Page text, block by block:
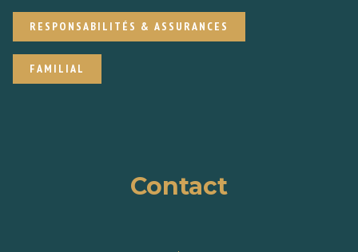
RESPONSABILITÉS & ASSURANCES
FAMILIAL
Contact